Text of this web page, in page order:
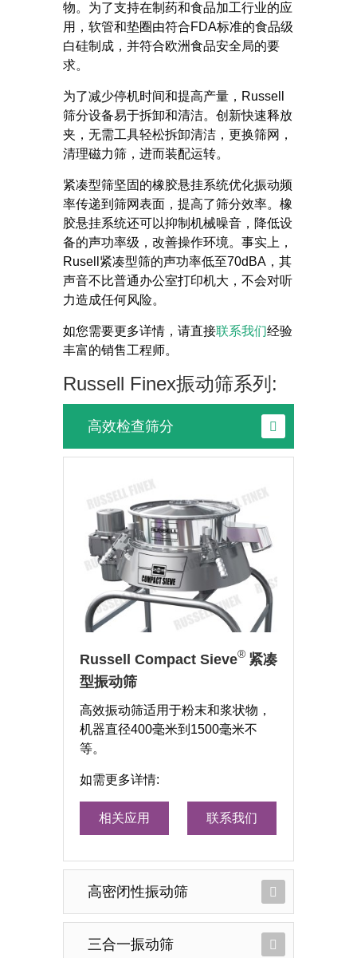
物。为了支持在制药和食品加工行业的应
用，软管和垫圈由符合FDA标准的食品级
白硅制成，并符合欧洲食品安全局的要
求。
为了减少停机时间和提高产量，Russell
筛分设备易于拆卸和清洁。创新快速释放
夹，无需工具轻松拆卸清洁，更换筛网，
清理磁力筛，进而装配运转。
紧凑型筛坚固的橡胶悬挂系统优化振动频
率传递到筛网表面，提高了筛分效率。橡
胶悬挂系统还可以抑制机械噪音，降低设
备的声功率级，改善操作环境。事实上，
Rusell紧凑型筛的声功率低至70dBA，其
声音不比普通办公室打印机大，不会对听
力造成任何风险。
如您需要更多详情，请直接联系我们经验
丰富的销售工程师。
Russell Finex振动筛系列:
高效检查筛分
Russell Compact Sieve® 紧凑
型振动筛
高效振动筛适用于粉末和浆状物，
机器直径400毫米到1500毫米不
等。
如需更多详情:
相关应用 联系我们
高密闭性振动筛
三合一振动筛